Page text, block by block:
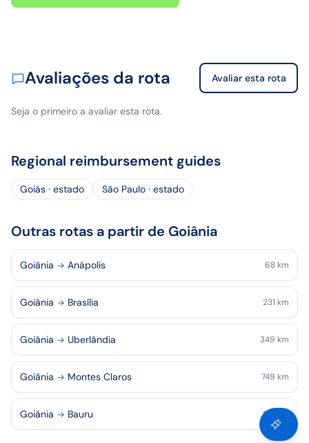
Avaliações da rota Avaliar esta rota
Seja o primeiro a avaliar esta rota.
Regional reimbursement guides
Goiás · estado São Paulo · estado
Outras rotas a partir de Goiânia
Goiânia Anápolis 68 km
Goiânia Brasília 231 km
Goiânia Uberlândia 349 km
Goiânia Montes Claros 749 km
Goiânia Bauru 814